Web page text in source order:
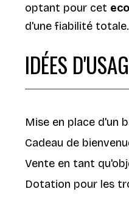
optant pour cet
d'une fiabilité totale.
IDÉES
Mise en place d'un
Cadeau de
Vente en tant
Dotation pour les